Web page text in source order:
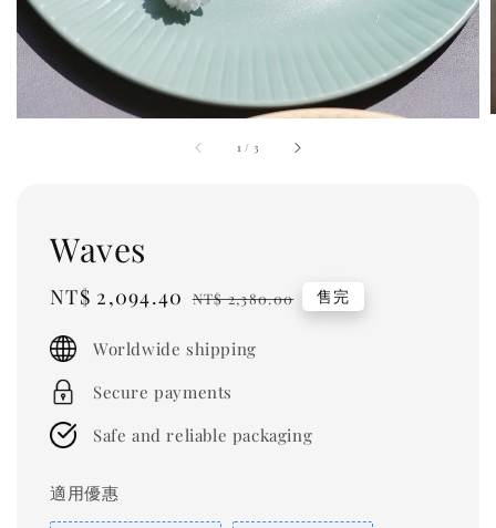
1 / 3
Waves
Sale
NT$ 2,094.40 Regular
NT$ 2,380.00 售完
Worldwide shipping
Secure payments
Safe and reliable packaging
適用優惠